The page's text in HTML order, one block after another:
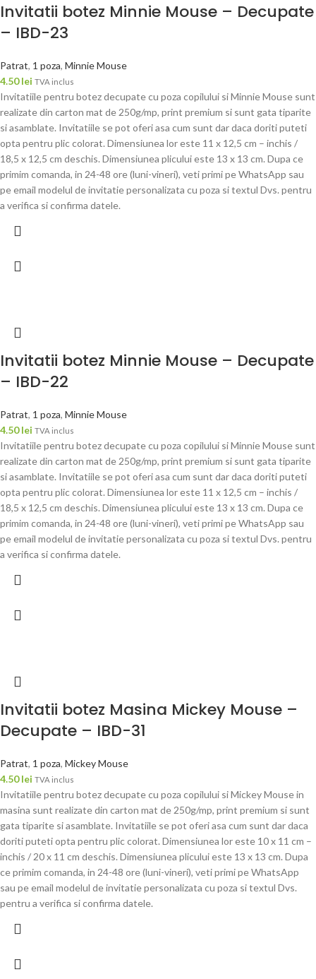
Invitatii botez Minnie Mouse – Decupate
– IBD-23
Patrat, 1 poza, Minnie Mouse
4.50lei TVA inclus
Invitatiile pentru botez decupate cu poza copilului si Minnie Mouse sunt
realizate din carton mat de 250g/mp, print premium si sunt gata tiparite
si asamblate. Invitatiile se pot oferi asa cum sunt dar daca doriti puteti
opta pentru plic colorat. Dimensiunea lor este 11 x 12,5 cm – inchis /
18,5 x 12,5 cm deschis. Dimensiunea plicului este 13 x 13 cm. Dupa ce
primim comanda, in 24-48 ore (luni-vineri), veti primi pe WhatsApp sau
pe email modelul de invitatie personalizata cu poza si textul Dvs. pentru
a verifica si confirma datele.
Invitatii botez Minnie Mouse – Decupate
– IBD-22
Patrat, 1 poza, Minnie Mouse
4.50lei TVA inclus
Invitatiile pentru botez decupate cu poza copilului si Minnie Mouse sunt
realizate din carton mat de 250g/mp, print premium si sunt gata tiparite
si asamblate. Invitatiile se pot oferi asa cum sunt dar daca doriti puteti
opta pentru plic colorat. Dimensiunea lor este 11 x 12,5 cm – inchis /
18,5 x 12,5 cm deschis. Dimensiunea plicului este 13 x 13 cm. Dupa ce
primim comanda, in 24-48 ore (luni-vineri), veti primi pe WhatsApp sau
pe email modelul de invitatie personalizata cu poza si textul Dvs. pentru
a verifica si confirma datele.
Invitatii botez Masina Mickey Mouse –
Decupate – IBD-31
Patrat, 1 poza, Mickey Mouse
4.50lei TVA inclus
Invitatiile pentru botez decupate cu poza copilului si Mickey Mouse in
masina sunt realizate din carton mat de 250g/mp, print premium si sunt
gata tiparite si asamblate. Invitatiile se pot oferi asa cum sunt dar daca
doriti puteti opta pentru plic colorat. Dimensiunea lor este 10 x 11 cm –
inchis / 20 x 11 cm deschis. Dimensiunea plicului este 13 x 13 cm. Dupa
ce primim comanda, in 24-48 ore (luni-vineri), veti primi pe WhatsApp
sau pe email modelul de invitatie personalizata cu poza si textul Dvs.
pentru a verifica si confirma datele.